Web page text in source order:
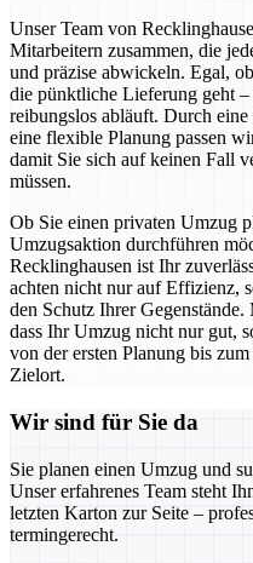
Unser Team von
Mitarbeitern zusammen, die
und präzise abwickeln. Egal,
die pünktliche Lieferung geht
reibungslos abläuft. Durch
eine flexible Planung passen
damit Sie sich auf keinen Fall
müssen.
Ob Sie einen privaten Umzug
Umzugsaktion durchführen
Recklinghausen ist Ihr
achten nicht nur auf Effizienz,
den Schutz Ihrer
dass Ihr Umzug nicht nur gut,
von der ersten Planung bis
Zielort.
Wir sind für Sie da
Sie planen einen Umzug und
Unser erfahrenes Team steht
letzten Karton zur Seite –
termingerecht.